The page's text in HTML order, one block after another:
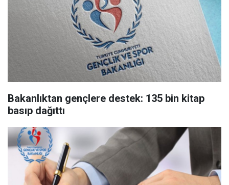
Bakanlıktan gençlere destek: 135 bin kitap
basıp dağıttı